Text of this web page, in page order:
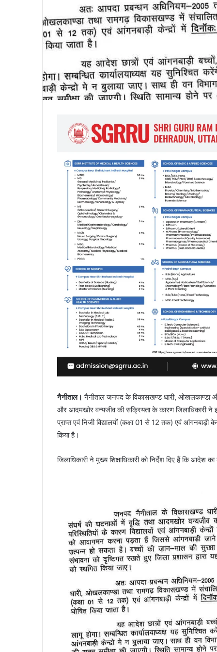
नैनीताल। नैनीताल जनपद के विकासखण्ड धारी, ओखलकाण्डा और
और आदमखोर वन्यजीव की सक्रियता के कारण जिलाधिकारी ने
प्राप्त एवं निजी विद्यालयों (कक्षा 01 से 12 तक) एवं
किया है।
जिलाधिकारी ने मुख्य शिक्षाधिकारी को निर्देश दिए हैं कि आदेश